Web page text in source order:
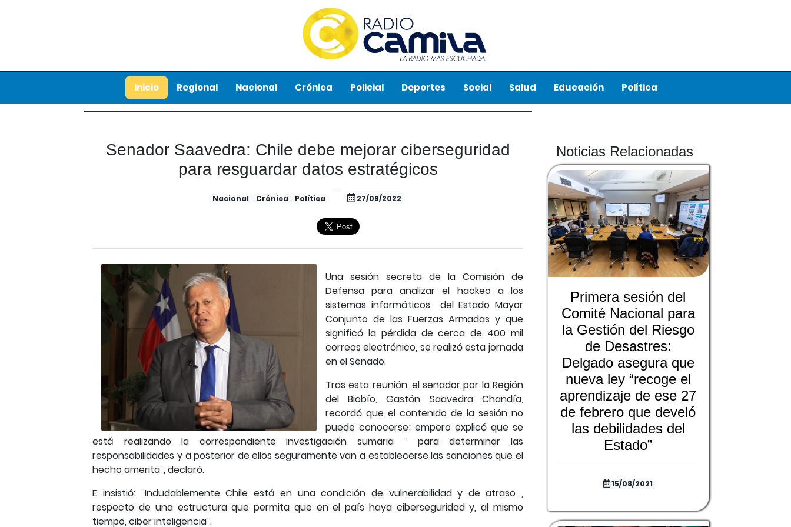
Inicio Regional Nacional Crónica Policial Deportes Social Salud Educación Política
Senador Saavedra: Chile debe mejorar ciberseguridad
para resguardar datos estratégicos
Nacional Crónica Política 27/09/2022
Una sesión secreta de la Comisión de
Defensa para analizar el hackeo a los
sistemas informáticos del Estado Mayor
Conjunto de las Fuerzas Armadas y que
significó la pérdida de cerca de 400 mil
correos electrónico, se realizó esta jornada
en el Senado.
Tras esta reunión, el senador por la Región
del Biobío, Gastón Saavedra Chandía,
recordó que el contenido de la sesión no
puede conocerse; empero explicó que se
está realizando la correspondiente investigación sumaria ¨ para determinar las
responsabilidades y a posterior de ellos seguramente van a establecerse las sanciones que el
hecho amerita¨, declaró.
E insistió: ¨Indudablemente Chile está en una condición de vulnerabilidad y de atraso ,
respecto de una estructura que permita que en el país haya ciberseguridad y, al mismo
tiempo, ciber inteligencia¨.
Noticias Relacionadas
Primera sesión del
Comité Nacional para
la Gestión del Riesgo
de Desastres:
Delgado asegura que
nueva ley “recoge el
aprendizaje de ese 27
de febrero que develó
las debilidades del
Estado”
15/08/2021